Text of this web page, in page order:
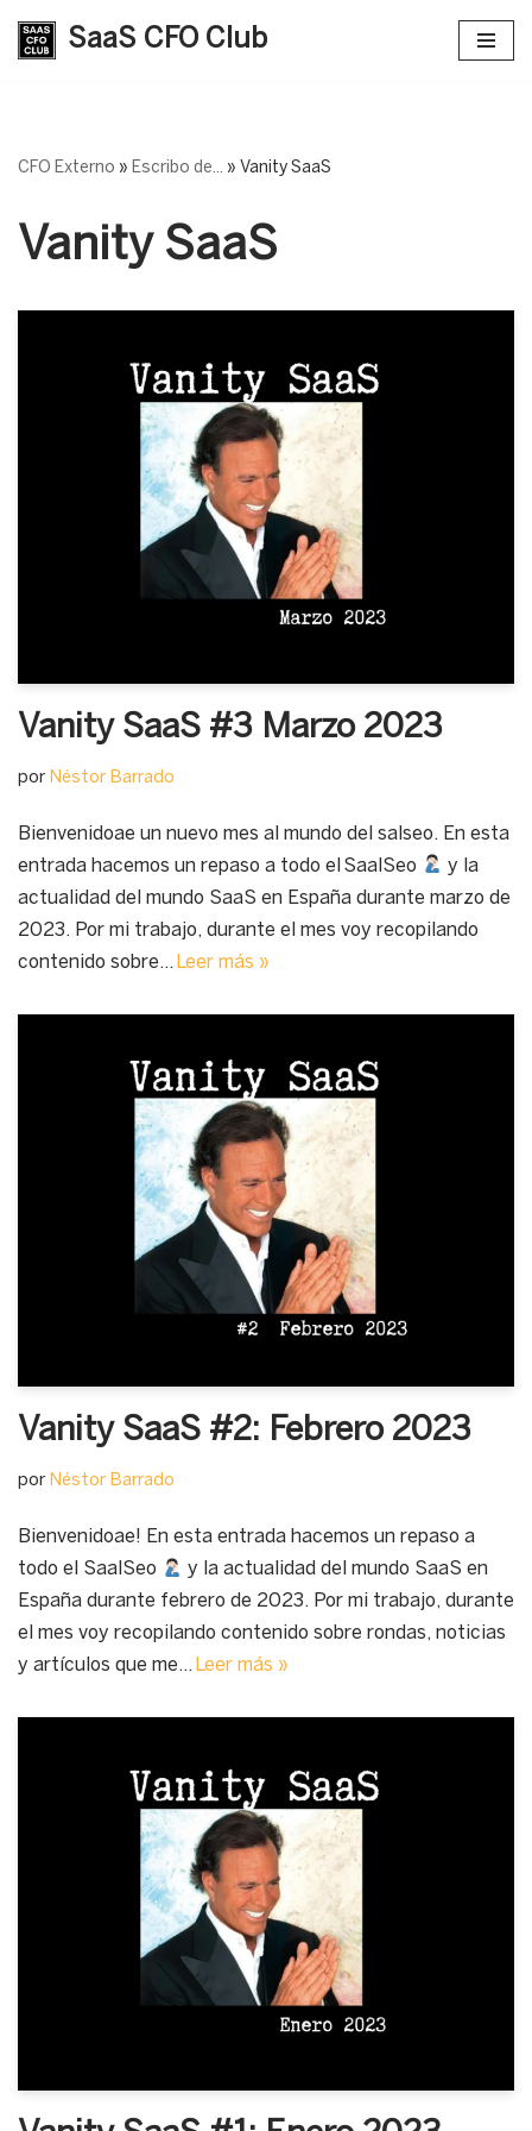
SaaS CFO Club
CFO Externo » Escribo de... » Vanity SaaS
Vanity SaaS
Vanity SaaS #3 Marzo 2023
por Néstor Barrado
Bienvenidoae un nuevo mes al mundo del salseo. En esta
entrada hacemos un repaso a todo el SaalSeo
y la
actualidad del mundo SaaS en España durante marzo de
2023. Por mi trabajo, durante el mes voy recopilando
contenido sobre… Leer más »
Vanity SaaS #2: Febrero 2023
por Néstor Barrado
Bienvenidoae! En esta entrada hacemos un repaso a
todo el SaalSeo
y la actualidad del mundo SaaS en
España durante febrero de 2023. Por mi trabajo, durante
el mes voy recopilando contenido sobre rondas, noticias
y artículos que me… Leer más »